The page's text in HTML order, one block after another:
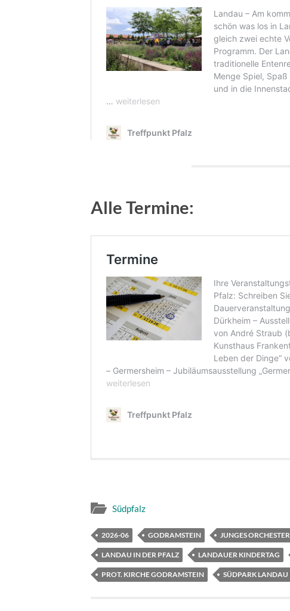
Alle Termine:
Südpfalz
2026-06 GODRAMSTEIN JUNGES ORCHESTER
LANDAU IN DER PFALZ LANDAUER KINDERTAG
PROT. KIRCHE GODRAMSTEIN SÜDPARK LANDAU